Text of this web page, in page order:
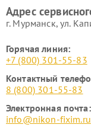
Адрес
г. Мурманск, ул.
Горячая линия:
+7 (800) 301-55-83
Контактный
8 (800) 301-55-83
Электронная почта:
info@nikon-fixim.ru